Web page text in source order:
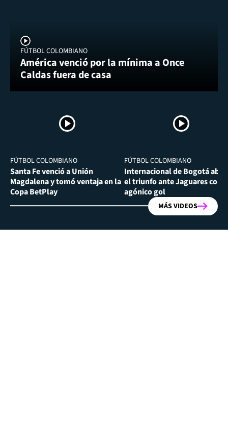
FÚTBOL COLOMBIANO
América venció por la mínima a Once
Caldas fuera de casa
FÚTBOL COLOMBIANO
Santa Fe venció a Unión
Magdalena y tomó ventaja en la
Copa BetPlay
FÚTBOL COLOMBIANO
Internacional de Bogotá
el triunfo ante Jaguares con
agónico gol
MÁS VIDEOS